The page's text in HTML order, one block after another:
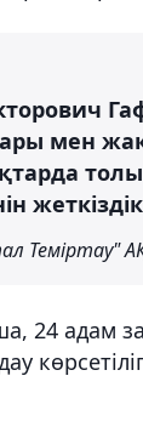
мен
Теміртау"
24 адам